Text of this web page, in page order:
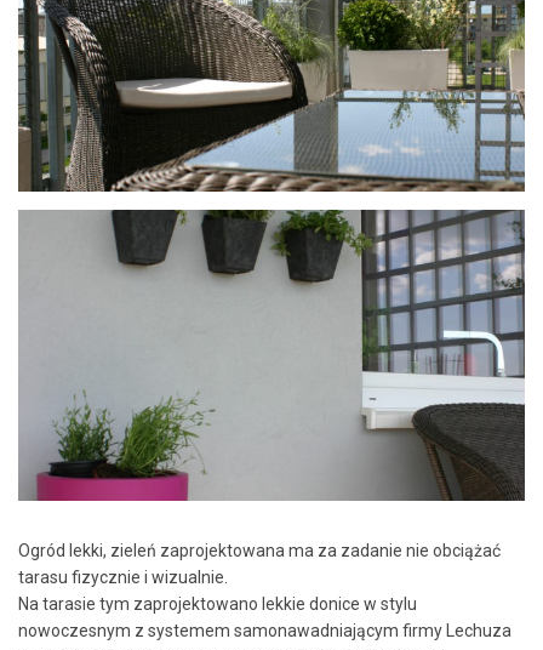
Ogród lekki, zieleń zaprojektowana ma za zadanie nie obciążać
tarasu fizycznie i wizualnie.
Na tarasie tym zaprojektowano lekkie donice w stylu
nowoczesnym z systemem samonawadniającym firmy Lechuza